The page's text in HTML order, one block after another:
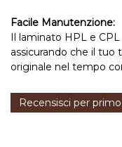
Facile Manutenzione:
Il laminato HPL e
assicurando che il tuo
originale nel tempo
Recensisci per